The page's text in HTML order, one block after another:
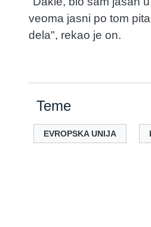
veoma jasni po tom
dela", rekao je on.
Teme
EVROPSKA UNIJA